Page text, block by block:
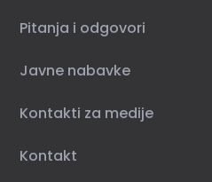
Pitanja i odgovori
Javne nabavke
Kontakti za medije
Kontakt